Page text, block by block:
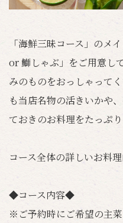
「海鮮三昧コース」のメ
or 鰤しゃぶ」をご用意し
みのものをおっしゃって
も当店名物の活きいかや
ておきのお料理をたっぷ
コース全体の詳しいお料
◆コース内容◆
※ご予約時にご希望の主菜